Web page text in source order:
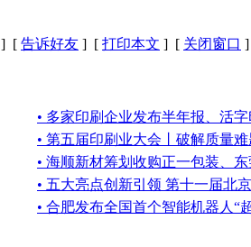
] [ 告诉好友 ] [ 打印本文 ] [ 关闭窗口 ]
• 多家印刷企业发布半年报、活
• 第五届印刷业大会丨破解质量
• 海顺新材筹划收购正一包装、
• 五大亮点创新引领 第十一届北
• 合肥发布全国首个智能机器人“